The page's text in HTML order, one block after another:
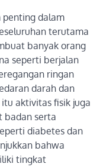
penting dalam
terutama
banyak orang
seperti berjalan
ringan
darah dan
aktivitas fisik juga
badan serta
diabetes dan
bahwa
tingkat